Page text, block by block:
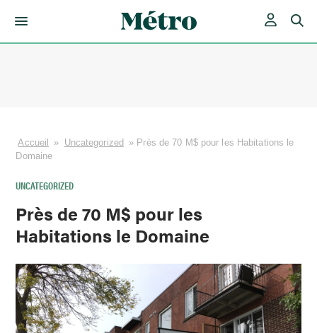
Accueil » Uncategorized » Près de 70 M$ pour les Habitations le
Domaine
UNCATEGORIZED
Près de 70 M$ pour les
Habitations le Domaine